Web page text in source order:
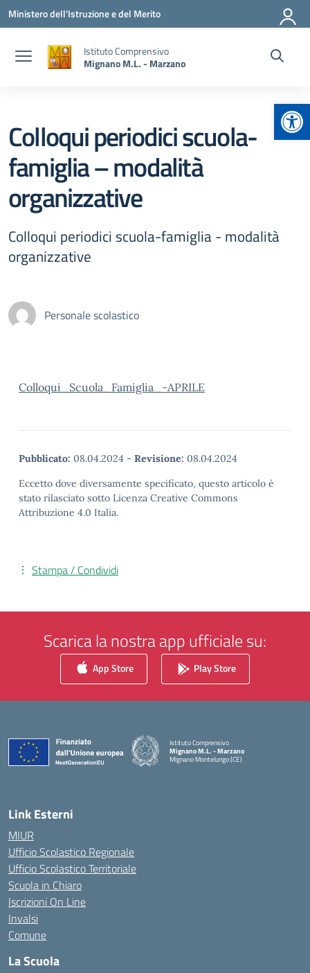
Vai ai contenuti
Vai al menu di navigazione
Vai al footer
Ministero dell'Istruzione e del Merito
Istituto Comprensivo
Mignano M.L. - Marzano
Colloqui periodici scuola-
famiglia – modalità
organizzative
Colloqui periodici scuola-famiglia - modalità
organizzative
Personale scolastico
Colloqui_Scuola_Famiglia_-APRILE
Pubblicato: 08.04.2024 - Revisione: 08.04.2024
Eccetto dove diversamente specificato, questo articolo è
stato rilasciato sotto Licenza Creative Commons
Attribuzione 4.0 Italia.
Stampa / Condividi
Scarica la nostra app ufficiale su:
App Store Play Store
Istituto Comprensivo
Mignano M.L. - Marzano
Mignano Montelungo (CE)
— Visita la pagina iniziale della scuola
Link Esterni
MIUR
Ufficio Scolastico Regionale
Ufficio Scolastico Territoriale
Scuola in Chiaro
Iscrizioni On Line
Invalsi
Comune
La Scuola